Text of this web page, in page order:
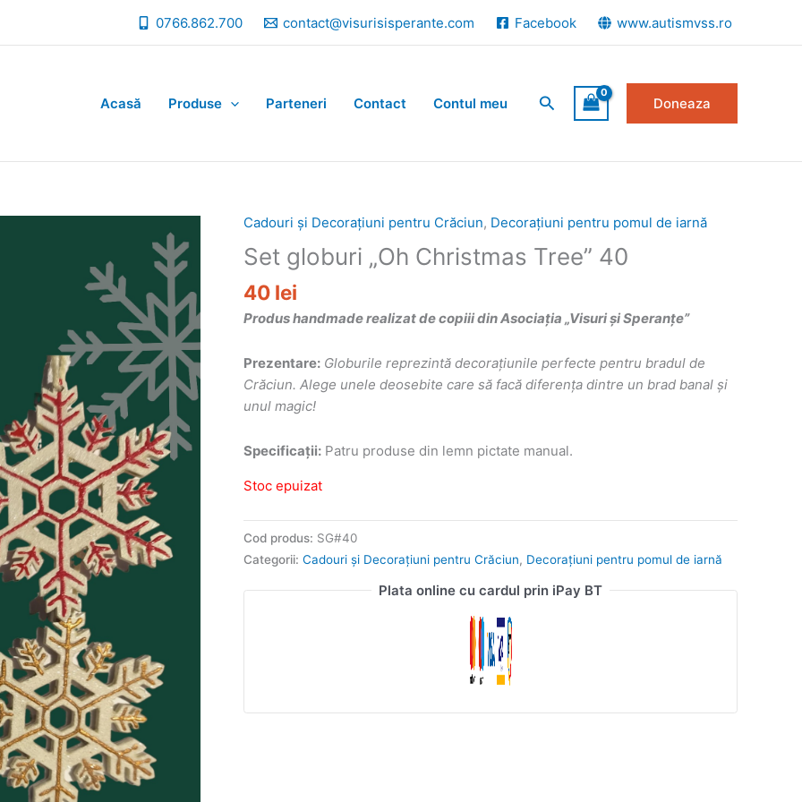
0766.862.700 contact@visurisisperante.com Facebook www.autismvss.ro
Acasă Produse Parteneri Contact Contul meu Search Doneaza
Cadouri și Decorațiuni pentru Crăciun, Decorațiuni pentru pomul de iarnă
Set globuri „Oh Christmas Tree” 40
40 lei
Produs handmade realizat de copiii din Asociația „Visuri și Speranțe”
Prezentare: Globurile reprezintă decorațiunile perfecte pentru bradul de
Crăciun. Alege unele deosebite care să facă diferența dintre un brad banal și
unul magic!
Specificații: Patru produse din lemn pictate manual.
Stoc epuizat
Cod produs: SG#40
Categorii: Cadouri și Decorațiuni pentru Crăciun, Decorațiuni pentru pomul de iarnă
Plata online cu cardul prin iPay BT